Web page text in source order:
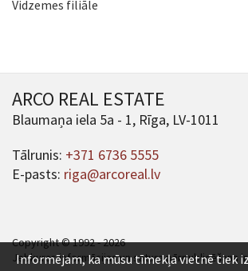
Vidzemes filiāle
ARCO REAL ESTATE
Blaumaņa iela 5a - 1, Rīga, LV-1011
Tālrunis: +371 6736 5555
E-pasts: riga@arcoreal.lv
Copyright © 1992 - 2026
Jebkuras informācijas un satura pārpublicēšana
Informējam, ka mūsu tīmekļa vietnē tiek